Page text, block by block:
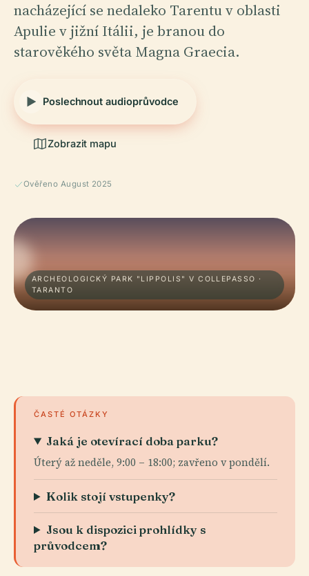
nacházející se nedaleko Tarentu v oblasti
Apulie v jižní Itálii, je branou do
starověkého světa Magna Graecia.
Poslechnout audioprůvodce
Zobrazit mapu
Ověřeno August 2025
ARCHEOLOGICKÝ PARK "LIPPOLIS" V COLLEPASSO ·
TARANTO
ČASTÉ OTÁZKY
Jaká je otevírací doba parku?
Úterý až neděle, 9:00 – 18:00; zavřeno v pondělí.
Kolik stojí vstupenky?
Jsou k dispozici prohlídky s
průvodcem?